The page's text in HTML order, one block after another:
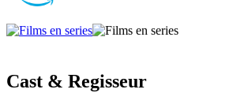
Cast & Regisseur